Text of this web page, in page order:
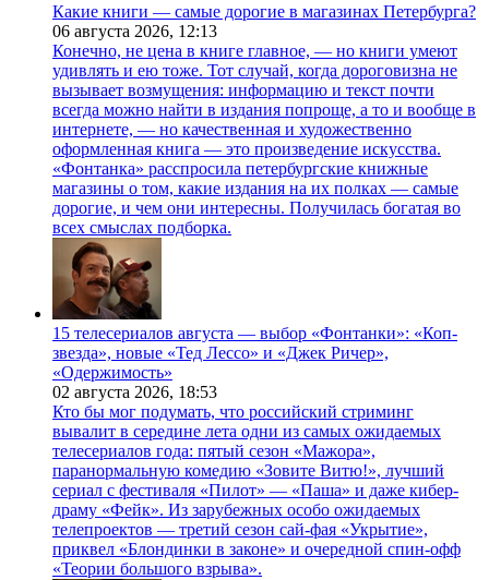
Какие книги — самые дорогие в магазинах Петербурга?
06 августа 2026, 12:13
Конечно, не цена в книге главное, — но книги умеют
удивлять и ею тоже. Тот случай, когда дороговизна не
вызывает возмущения: информацию и текст почти
всегда можно найти в издания попроще, а то и вообще в
интернете, — но качественная и художественно
оформленная книга — это произведение искусства.
«Фонтанка» расспросила петербургские книжные
магазины о том, какие издания на их полках — самые
дорогие, и чем они интересны. Получилась богатая во
всех смыслах подборка.
15 телесериалов августа — выбор «Фонтанки»: «Коп-
звезда», новые «Тед Лессо» и «Джек Ричер»,
«Одержимость»
02 августа 2026, 18:53
Кто бы мог подумать, что российский стриминг
вывалит в середине лета одни из самых ожидаемых
телесериалов года: пятый сезон «Мажора»,
паранормальную комедию «Зовите Витю!», лучший
сериал с фестиваля «Пилот» — «Паша» и даже кибер-
драму «Фейк». Из зарубежных особо ожидаемых
телепроектов — третий сезон сай-фая «Укрытие»,
приквел «Блондинки в законе» и очередной спин-офф
«Теории большого взрыва».